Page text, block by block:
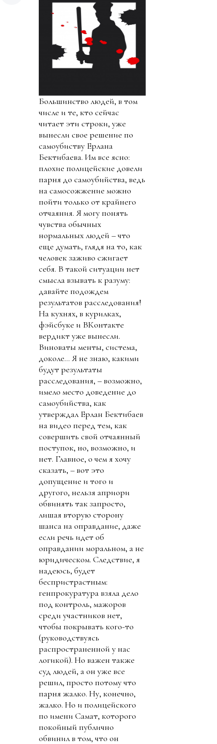
Большинство людей, в том
числе и те, кто сейчас
читает эти строки, уже
вынесли свое решение по
самоубиству Ерлана
Бектибаева. Им все ясно:
плохие полицейские довели
парня до самоубийства, ведь
на самосожжение можно
пойти только от крайнего
отчаяния. Я могу понять
чувства обычных
нормальных людей – что
еще думать, глядя на то, как
человек заживо сжигает
себя. В такой ситуации нет
смысла взывать к разуму:
давайте подождем
результатов расследования!
На кухнях, в курилках,
фэйсбуке и ВКонтакте
вердикт уже вынесли.
Виноваты менты, система,
доколе… Я не знаю, какими
будут результаты
расследования, – возможно,
имело место доведение до
самоубийства, как
утверждал Ерлан Бектибаев
на видео перед тем, как
совершить свой отчаянный
поступок, но, возможно, и
нет. Главное, о чем я хочу
сказать, – вот это
допущение и того и
другого, нельзя априори
обвинять так запросто,
лишая вторую сторону
шанса на оправдание, даже
если речь идет об
оправдании моральном, а не
юридическом. Следствие, я
надеюсь, будет
беспристрастным:
генпрокуратура взяла дело
под контроль, мажоров
среди участников нет,
чтобы покрывать кого-то
(руководствуясь
распространенной у нас
логикой). Но важен также
суд людей, а он уже все
решил, просто потому что
парня жалко. Ну, конечно,
жалко. Но и полицейского
по имени Самат, которого
покойный публично
обвинил в том, что он